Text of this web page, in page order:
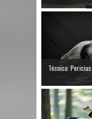
Técnica: Pericias